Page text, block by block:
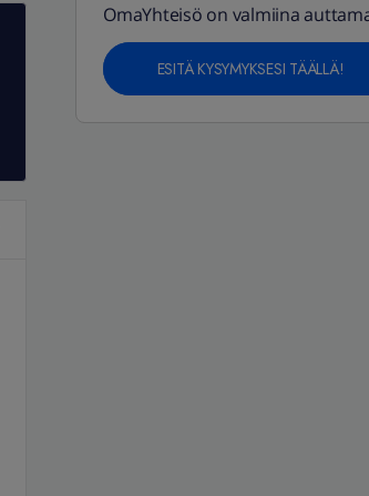
OmaYhteisö on valmiina
ESITÄ KYSYMYKSESI TÄÄLLÄ!